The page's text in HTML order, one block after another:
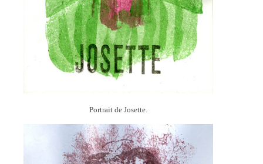
Portrait de Josette.